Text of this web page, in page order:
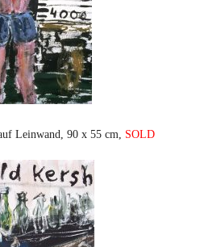
Leinwand, 90 x 55 cm, SOLD